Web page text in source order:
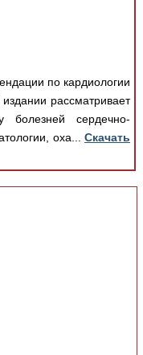
по кардиологии
рассматривает
болезней сердечно-
оха...Скачать